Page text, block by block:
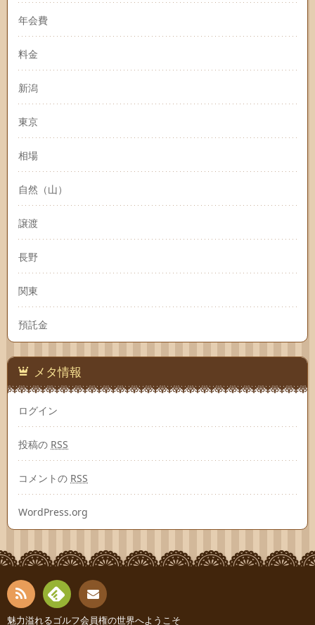
年会費
料金
新潟
東京
相場
自然（山）
譲渡
長野
関東
預託金
メタ情報
ログイン
投稿の RSS
コメントの RSS
WordPress.org
魅力溢れるゴルフ会員権の世界へようこそ